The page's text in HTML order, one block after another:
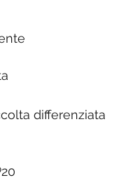
differenziata